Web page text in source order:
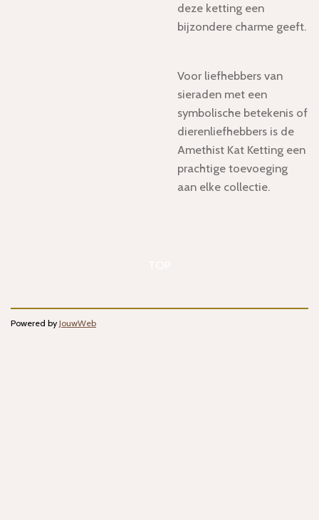
deze ketting een
bijzondere charme geeft.
Voor liefhebbers van
sieraden met een
symbolische betekenis of
dierenliefhebbers is de
Amethist Kat Ketting een
prachtige toevoeging
aan elke collectie.
Powered by JouwWeb